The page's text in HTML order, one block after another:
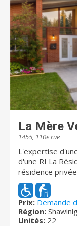
La Mère
1455, 110e rue
L'expertise
d'une RI La Résidence La Mère Veilleuse est une
résidence
su évoluer pour
communauté.
converti 12
dédiées
une déficience
Prix: Demande
Région:
Unités: 22